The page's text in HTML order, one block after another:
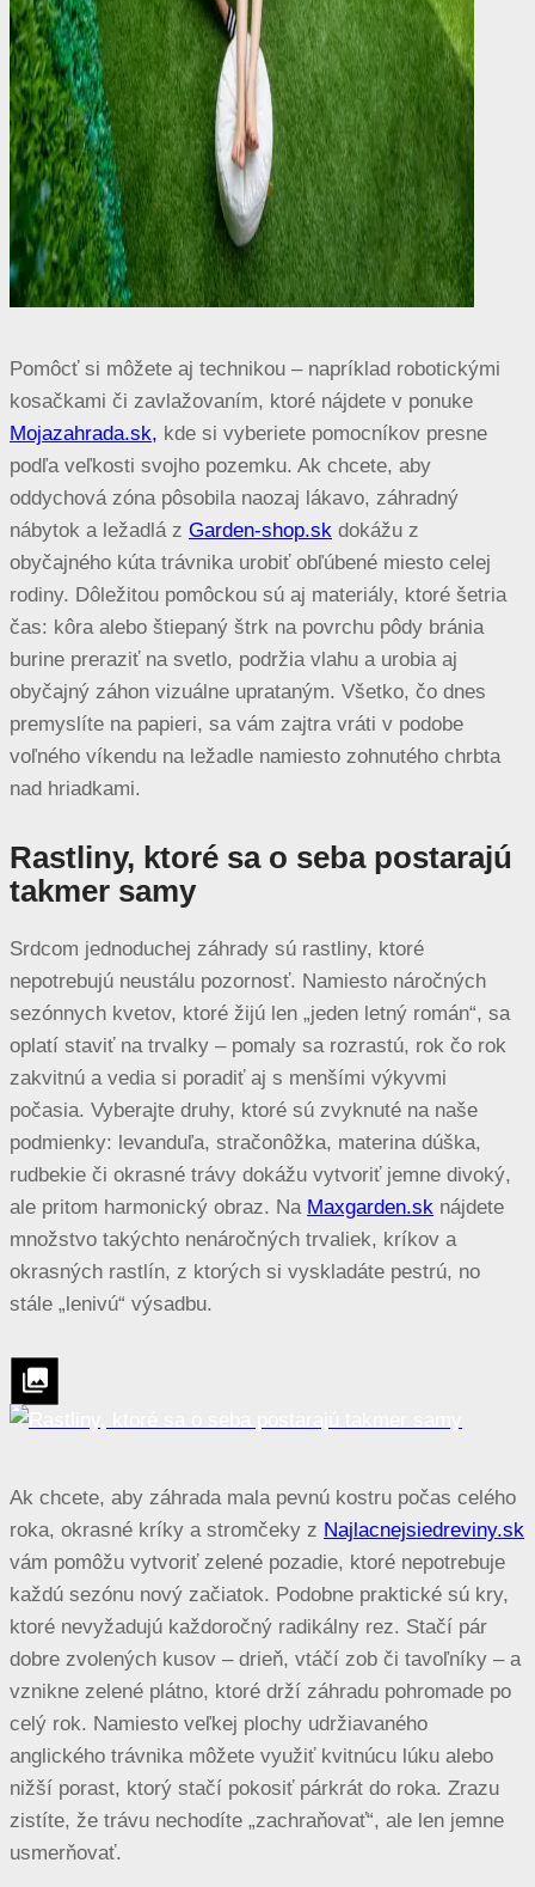
Pomôcť si môžete aj technikou – napríklad robotickými
kosačkami či zavlažovaním, ktoré nájdete v ponuke
Mojazahrada.sk, kde si vyberiete pomocníkov presne
podľa veľkosti svojho pozemku. Ak chcete, aby
oddychová zóna pôsobila naozaj lákavo, záhradný
nábytok a ležadlá z Garden-shop.sk dokážu z
obyčajného kúta trávnika urobiť obľúbené miesto celej
rodiny. Dôležitou pomôckou sú aj materiály, ktoré šetria
čas: kôra alebo štiepaný štrk na povrchu pôdy bránia
burine preraziť na svetlo, podržia vlahu a urobia aj
obyčajný záhon vizuálne uprataným. Všetko, čo dnes
premyslíte na papieri, sa vám zajtra vráti v podobe
voľného víkendu na ležadle namiesto zohnutého chrbta
nad hriadkami.
Rastliny, ktoré sa o seba postarajú
takmer samy
Srdcom jednoduchej záhrady sú rastliny, ktoré
nepotrebujú neustálu pozornosť. Namiesto náročných
sezónnych kvetov, ktoré žijú len „jeden letný román“, sa
oplatí staviť na trvalky – pomaly sa rozrastú, rok čo rok
zakvitnú a vedia si poradiť aj s menšími výkyvmi
počasia. Vyberajte druhy, ktoré sú zvyknuté na naše
podmienky: levanduľa, stračonôžka, materina dúška,
rudbekie či okrasné trávy dokážu vytvoriť jemne divoký,
ale pritom harmonický obraz. Na Maxgarden.sk nájdete
množstvo takýchto nenáročných trvaliek, kríkov a
okrasných rastlín, z ktorých si vyskladáte pestrú, no
stále „lenivú“ výsadbu.
Ak chcete, aby záhrada mala pevnú kostru počas celého
roka, okrasné kríky a stromčeky z Najlacnejsiedreviny.sk
vám pomôžu vytvoriť zelené pozadie, ktoré nepotrebuje
každú sezónu nový začiatok. Podobne praktické sú kry,
ktoré nevyžadujú každoročný radikálny rez. Stačí pár
dobre zvolených kusov – drieň, vtáčí zob či tavoľníky – a
vznikne zelené plátno, ktoré drží záhradu pohromade po
celý rok. Namiesto veľkej plochy udržiavaného
anglického trávnika môžete využiť kvitnúcu lúku alebo
nižší porast, ktorý stačí pokosiť párkrát do roka. Zrazu
zistíte, že trávu nechodíte „zachraňovať“, ale len jemne
usmerňovať.